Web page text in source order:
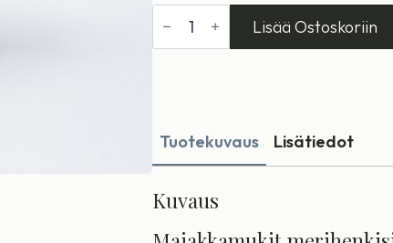
Bokskär
majakkamuki
määrä
Lisää Ostoskoriin
Tuotekuvaus Lisätiedot
Kuvaus